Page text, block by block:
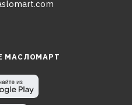
МАСЛОМАРТ